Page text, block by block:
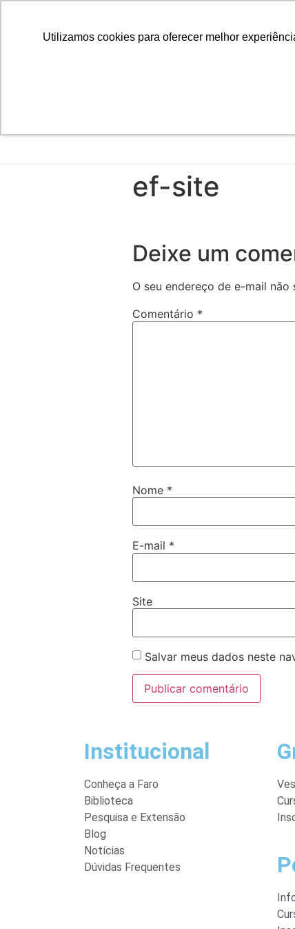
Utilizamos cookies para oferecer melhor
ef-site
Deixe um
O seu endereço de e-mail não
Comentário *
Nome *
E-mail *
Site
Salvar meus dados neste
Institucional
Conheça a Faro
Biblioteca
Pesquisa e Extensão
Blog
Notícias
Dúvidas Frequentes